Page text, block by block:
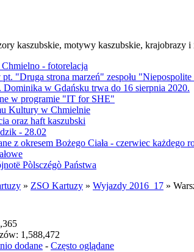
kaszubskie, motywy kaszubskie, krajobrazy i
- fotorelacja
pt. "Druga strona marzeń" zespołu
Dominika w Gdańsku trwa do 16 sierpnia 2020.
w programie "IT for SHE"
Kultury w Chmielnie
oraz haft kaszubski
- 28.02
z okresem Bożego Ciała - czerwiec każdego
Pòlsczégò Państwa
» ZSO Kartuzy » Wyjazdy 2016_17 »
1,588,472
dodane - Często oglądane